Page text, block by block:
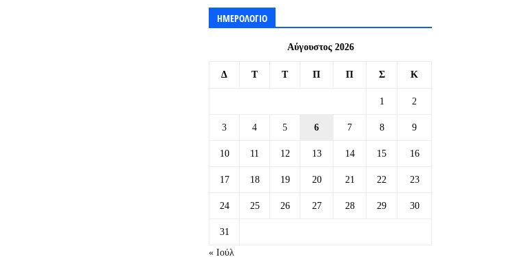
ΗΜΕΡΟΛΟΓΙΟ
Αύγουστος 2026
Δ Τ Τ Π Π Σ Κ
1 2
3 4 5 6 7 8 9
10 11 12 13 14 15 16
17 18 19 20 21 22 23
24 25 26 27 28 29 30
31
« Ιούλ